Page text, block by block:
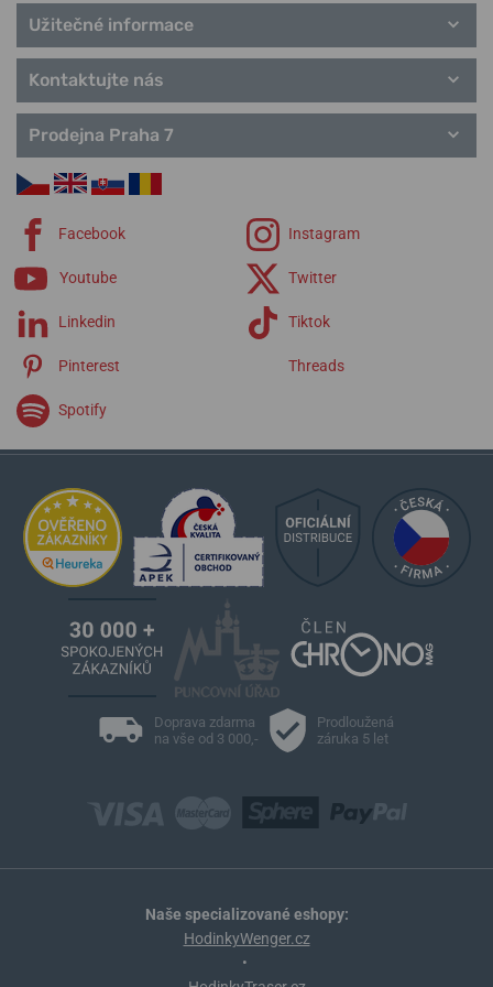
Užitečné informace
Kontaktujte nás
Prodejna Praha 7
Facebook Instagram
Youtube Twitter
Linkedin Tiktok
Pinterest Threads
Spotify
Doprava zdarma
na vše od 3 000,-
Prodloužená
záruka 5 let
Naše specializované eshopy:
HodinkyWenger.cz
•